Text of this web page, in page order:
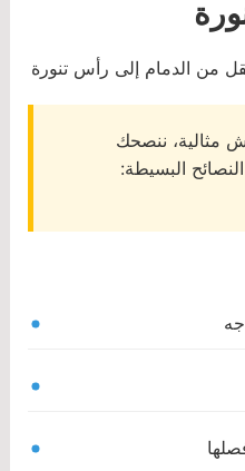
مثالية، ننصحك
النصائح البسيطة: